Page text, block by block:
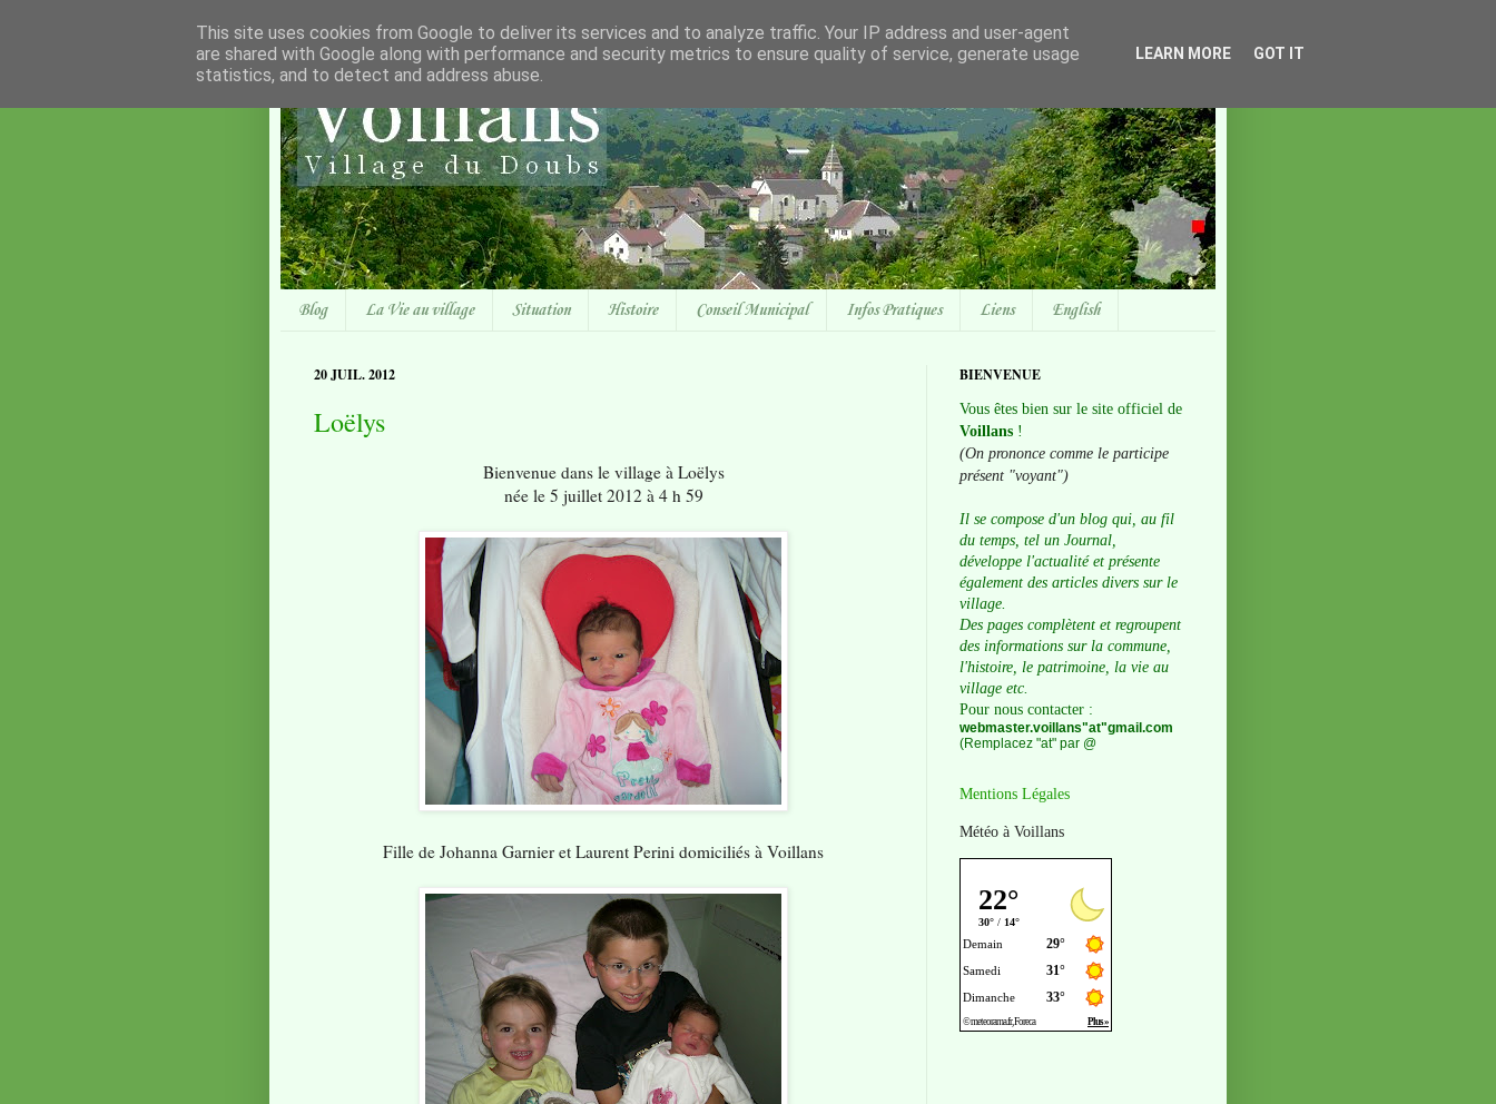
Blog La Vie au village Situation Histoire Conseil Municipal Infos Pratiques Liens English
20 JUIL. 2012
Loëlys
Bienvenue dans le village à Loëlys
née le 5 juillet 2012 à 4 h 59
Fille de Johanna Garnier et Laurent Perini domiciliés à Voillans
BIENVENUE
Vous êtes bien sur le site officiel de
Voillans !
(On prononce comme le participe
présent "voyant")
Il se compose d'un blog qui, au fil
du temps, tel un Journal,
développe l'actualité et présente
également des articles divers sur le
village.
Des pages complètent et regroupent
des informations sur la commune,
l'histoire, le patrimoine, la vie au
village etc.
Pour nous contacter :
webmaster.voillans"at"gmail.com
(Remplacez "at" par @
Mentions Légales
Météo à Voillans
This site uses cookies from Google to deliver its services and to analyze traffic. Your IP address and user-agent
are shared with Google along with performance and security metrics to ensure quality of service, generate usage
statistics, and to detect and address abuse.
LEARN MORE GOT IT